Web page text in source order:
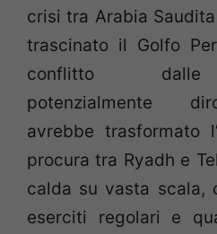
crisi tra Arabia
trascinato il Golfo
conflitto dalle
potenzialmente
avrebbe trasformato
procura tra Ryadh e
calda su vasta scala,
eserciti regolari e